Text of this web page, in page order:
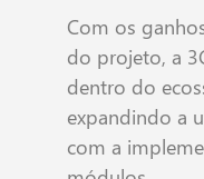
Com os
do projeto, a
dentro do
expandindo a
com a